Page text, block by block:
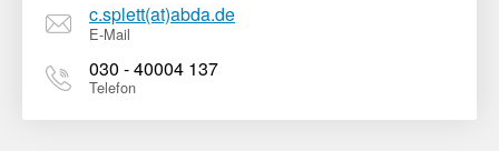
c.splett(at)abda.de
E-Mail
030 - 40004 137
Telefon